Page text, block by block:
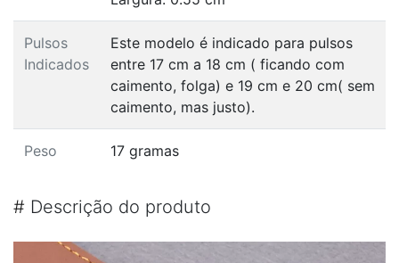
Pulsos
Indicados
Este modelo é indicado para pulsos
entre 17 cm a 18 cm ( ficando com
caimento, folga) e 19 cm e 20 cm( sem
caimento, mas justo).
Peso 17 gramas
# Descrição do produto